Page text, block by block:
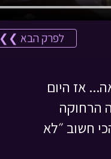
לפרק הבא ❯❯
אז היום
הרחוקה
חשוב ״לא